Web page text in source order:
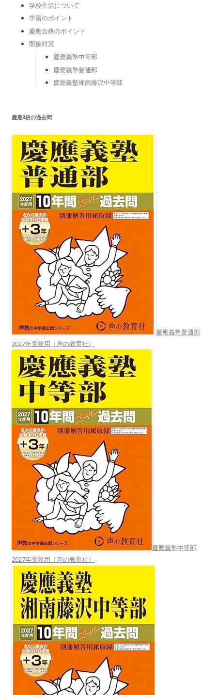
学校生活について
学習のポイント
慶應合格のポイント
面接対策
慶應義塾中等部
慶應義塾普通部
慶應義塾湘南藤沢中等部
慶應3校の過去問
慶應義塾普通部
2027年受験用（声の教育社）
慶應義塾中等部
2027年受験用（声の教育社）